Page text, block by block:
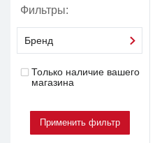
Фильтры:
Бренд
Только наличие вашего
магазина